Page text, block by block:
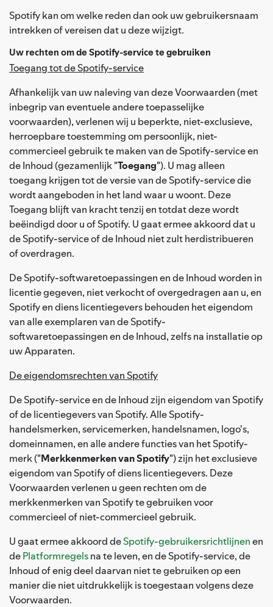
Spotify kan om welke reden dan ook uw gebruikersnaam
intrekken of vereisen dat u deze wijzigt.
Uw rechten om de Spotify-service te gebruiken
Toegang tot de Spotify-service
Afhankelijk van uw naleving van deze Voorwaarden (met
inbegrip van eventuele andere toepasselijke
voorwaarden), verlenen wij u beperkte, niet-exclusieve,
herroepbare toestemming om persoonlijk, niet-
commercieel gebruik te maken van de Spotify-service en
de Inhoud (gezamenlijk "Toegang"). U mag alleen
toegang krijgen tot de versie van de Spotify-service die
wordt aangeboden in het land waar u woont. Deze
Toegang blijft van kracht tenzij en totdat deze wordt
beëindigd door u of Spotify. U gaat ermee akkoord dat u
de Spotify-service of de Inhoud niet zult herdistribueren
of overdragen.
De Spotify-softwaretoepassingen en de Inhoud worden in
licentie gegeven, niet verkocht of overgedragen aan u, en
Spotify en diens licentiegevers behouden het eigendom
van alle exemplaren van de Spotify-
softwaretoepassingen en de Inhoud, zelfs na installatie op
uw Apparaten.
De eigendomsrechten van Spotify
De Spotify-service en de Inhoud zijn eigendom van Spotify
of de licentiegevers van Spotify. Alle Spotify-
handelsmerken, servicemerken, handelsnamen, logo's,
domeinnamen, en alle andere functies van het Spotify-
merk ("Merkkenmerken van Spotify") zijn het exclusieve
eigendom van Spotify of diens licentiegevers. Deze
Voorwaarden verlenen u geen rechten om de
merkkenmerken van Spotify te gebruiken voor
commercieel of niet-commercieel gebruik.
U gaat ermee akkoord deSpotify-gebruikersrichtlijnenen
dePlatformregelsna te leven, en de Spotify-service, de
Inhoud of enig deel daarvan niet te gebruiken op een
manier die niet uitdrukkelijk is toegestaan volgens deze
Voorwaarden.